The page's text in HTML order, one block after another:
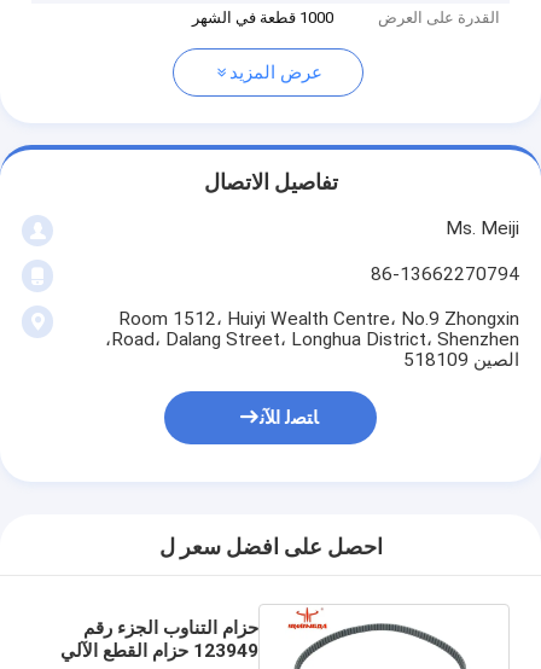
القدرة على العرض
1000 قطعة في الشهر
عرض المزيد
تفاصيل الاتصال
Ms. Meiji
86-13662270794
Room 1512، Huiyi Wealth Centre، No.9 Zhongxin
Road، Dalang Street، Longhua District، Shenzhen،
الصين 518109
ﺎﺘﺼﻟ ﺍﻶﻧ
احصل على افضل سعر ل
حزام التناوب الجزء رقم
123949 حزام القطع الآلي